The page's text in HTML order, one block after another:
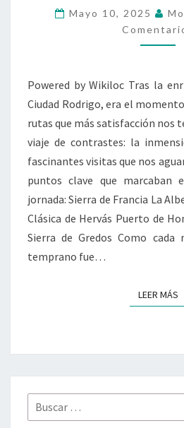
A
DE
2/4
Mayo 10, 2025
Powered by Wikiloc Tras la
Ciudad Rodrigo, era el
rutas que más satisfacción nos
viaje de contrastes: la
fascinantes visitas que nos
puntos clave que marcaban
jornada: Sierra de Francia La
Clásica de Hervás Puerto de
Sierra de Gredos Como cada
temprano fue…
LEER MÁS
Buscar
por: